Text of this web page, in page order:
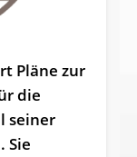
Pläne zur
die
seiner
Sie